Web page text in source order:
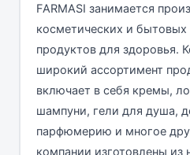
FARMASI занимается
косметических и бытовых
продуктов для здоровья.
широкий ассортимент
включает в себя кремы,
шампуни, гели для душа,
парфюмерию и многое
компании изготовлены из